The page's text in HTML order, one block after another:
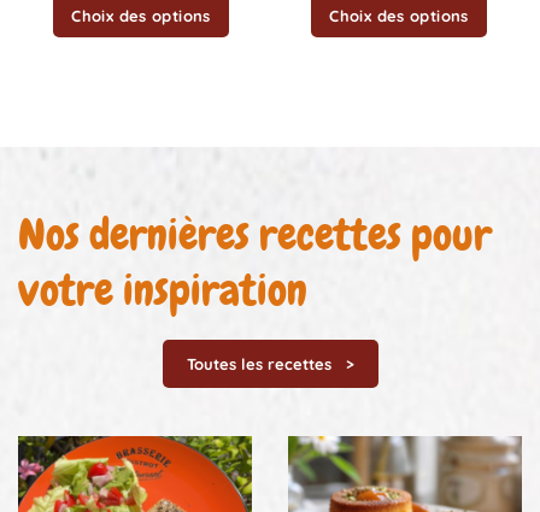
Choix des options Choix des options
Nos dernières recettes pour
votre inspiration
Toutes les recettes